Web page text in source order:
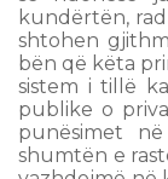
kundërtën,
shtohen
bën që këta
sistem i tillë
publike o
punësimet
shumtën e